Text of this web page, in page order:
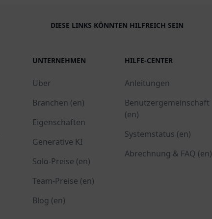
DIESE LINKS KÖNNTEN HILFREICH SEIN
UNTERNEHMEN
Über
Branchen (en)
Eigenschaften
Generative KI
Solo-Preise (en)
Team-Preise (en)
Blog (en)
HILFE-CENTER
Anleitungen
Benutzergemeinschaft
(en)
Systemstatus (en)
Abrechnung & FAQ (en)